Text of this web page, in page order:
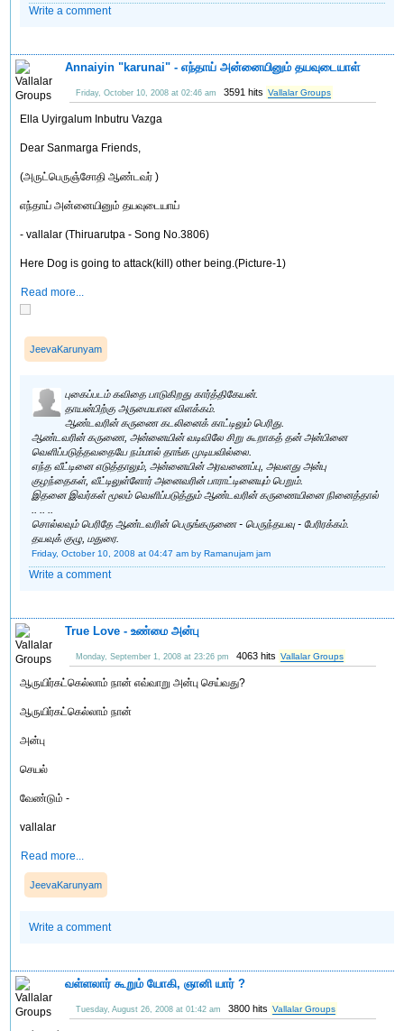
Write a comment
Annaiyin "karunai" - எந்தாய் அன்னையினும் தயவுடையாள்
Friday, October 10, 2008 at 02:46 am 3591 hits Vallalar Groups
Ella Uyirgalum Inbutru Vazga
Dear Sanmarga Friends,
(அருட்பெருஞ்சோதி ஆண்டவர் )
எந்தாய் அன்னையினும் தயவுடையாய்
- vallalar (Thiruarutpa - Song No.3806)
Here Dog is going to attack(kill) other being.(Picture-1)
Read more...
JeevaKarunyam
புகைப்படம் கவிதை பாடுகிறது கார்த்திகேயன்.
தாயன்பிற்கு அருமையான விளக்கம்.
ஆண்டவரின் கருணை கடலினைக் காட்டிலும் பெரிது.
ஆண்டவரின் கருணை, அன்னையின் வடிவிலே சிறு கூறாகத் தன் அன்பினை
வெளிப்படுத்தவதையே நம்மால் தாங்க முடியவில்லை.
எந்த வீட்டினை எடுத்தாலும், அன்னையின் அரவணைப்பு, அவளது அன்பு
குழந்தைகள், வீட்டிலுள்ளோர் அனைவரின் பாராட்டினையும் பெறும்.
இதனை இவர்கள் மூலம் வெளிப்படுத்தும் ஆண்டவரின் கருணையினை நினைத்தால்
சொல்லவும் பெரிதே ஆண்டவரின் பெருங்கருணை - பெருந்தயவு - பேரிரக்கம்.
தயவுக் குழு, மதுரை.
Friday, October 10, 2008 at 04:47 am by Ramanujam jam
Write a comment
True Love - உண்மை அன்பு
Monday, September 1, 2008 at 23:26 pm 4063 hits Vallalar Groups
ஆருயிர்கட்கெல்லாம் நான் எவ்வாறு அன்பு செய்வது?
ஆருயிர்கட்கெல்லாம் நான்
அன்பு
செயல்
வேண்டும் -
vallalar
Read more...
JeevaKarunyam
Write a comment
வள்ளலார் கூறும் யோகி, ஞானி யார் ?
Tuesday, August 26, 2008 at 01:42 am 3800 hits Vallalar Groups